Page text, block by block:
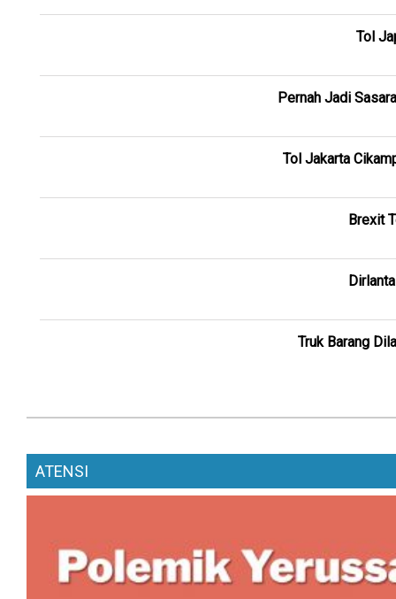
Tol
Pernah Jadi
Tol Jakarta
Brexit
Truk Barang
ATENSI